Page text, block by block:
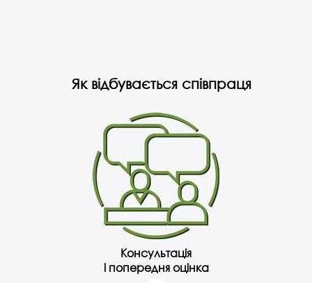
Як відбувається співпраця
Консультація
і попередня оцінка